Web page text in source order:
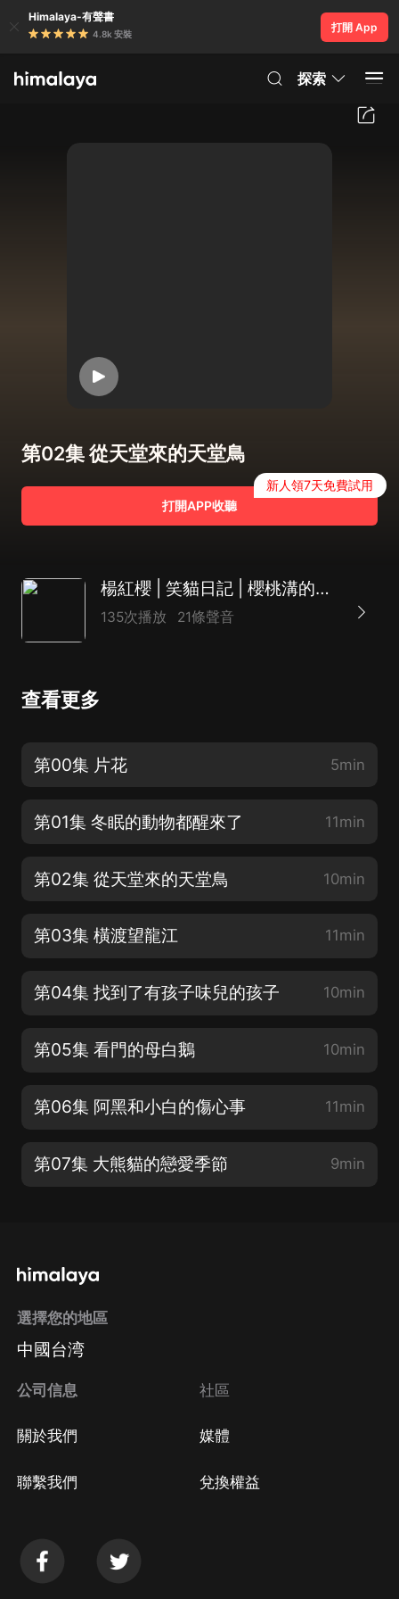
Himalaya-有聲書
4.8k 安裝
打開 App
探索
第02集 從天堂來的天堂鳥
打開APP收聽
新人領7天免費試用
楊紅櫻 | 笑貓日記 | 櫻桃溝的春天
135次播放 21條聲音
查看更多
第00集 片花 5min
第01集 冬眠的動物都醒來了 11min
第02集 從天堂來的天堂鳥 10min
第03集 橫渡望龍江 11min
第04集 找到了有孩子味兒的孩子 10min
第05集 看門的母白鵝 10min
第06集 阿黑和小白的傷心事 11min
第07集 大熊貓的戀愛季節 9min
選擇您的地區
中國台湾
公司信息
關於我們
聯繫我們
社區
媒體
兌換權益